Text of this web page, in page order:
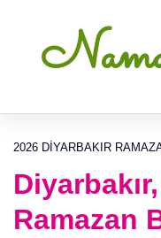
2026 DIYARBAKIR
Ramazan